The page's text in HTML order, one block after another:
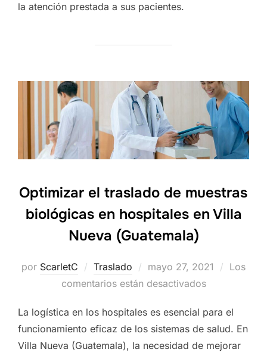
la atención prestada a sus pacientes.
Optimizar el traslado de muestras
biológicas en hospitales en Villa
Nueva (Guatemala)
por ScarletC Traslado
Publicado
el
mayo 27, 2021
Los
comentarios están desactivados
La logística en los hospitales es esencial para el
funcionamiento eficaz de los sistemas de salud. En
Villa Nueva (Guatemala), la necesidad de mejorar